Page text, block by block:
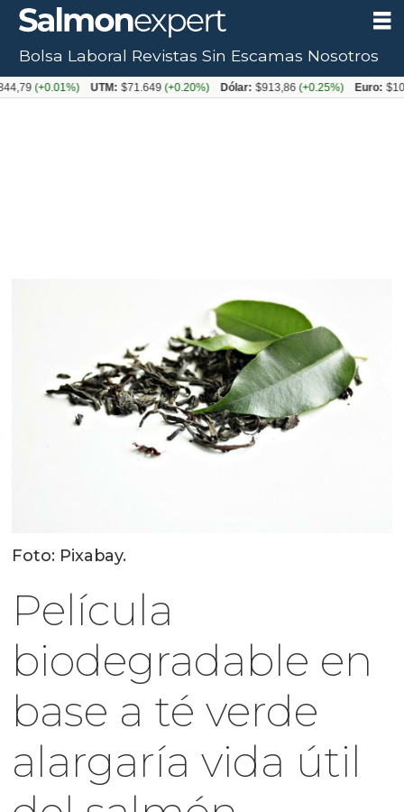
Foto: Pixabay.
Película
biodegradable en
base a té verde
alargaría vida útil
Bolsa Laboral Revistas Sin Escamas Nosotros
UTM: $71.649(+0.20%) Dólar: $913,86(+0.25%) Euro: $1053,08